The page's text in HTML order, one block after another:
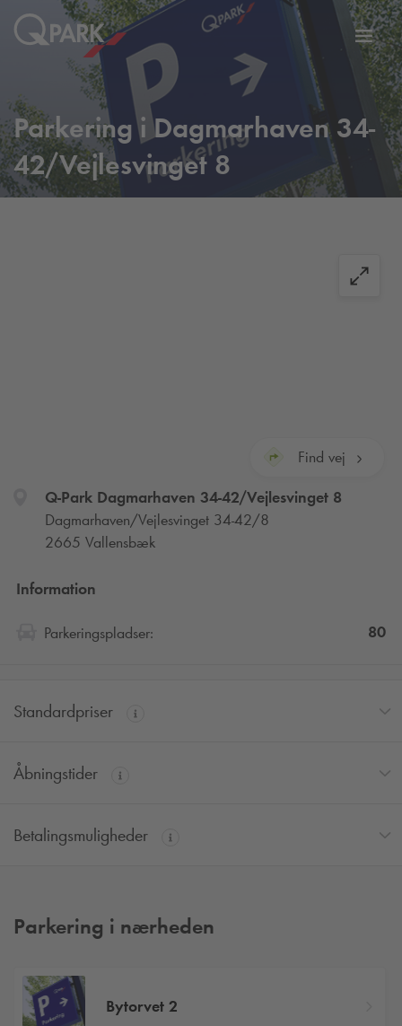
Slå
til
Parkering i Dagmarhaven 34-
42/Vejlesvinget 8
Find vej
Q-ParkDagmarhaven 34-42/Vejlesvinget 8
Dagmarhaven/Vejlesvinget 34-42/8
2665 Vallensbæk
Information
Parkeringspladser: 80
Standardpriser
Åbningstider
Betalingsmuligheder
Parkering i nærheden
Bytorvet 2